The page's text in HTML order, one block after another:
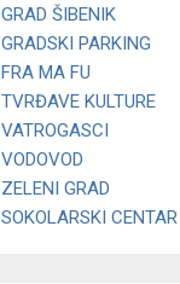
GRAD ŠIBENIK
GRADSKI PARKING
FRA MA FU
TVRĐAVE KULTURE
VATROGASCI
VODOVOD
ZELENI GRAD
SOKOLARSKI CENTAR